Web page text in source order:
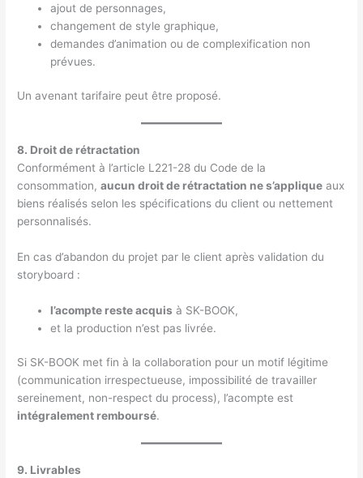
ajout de personnages,
changement de style graphique,
demandes d’animation ou de complexification non
prévues.
Un avenant tarifaire peut être proposé.
8. Droit de rétractation
Conformément à l’article L221-28 du Code de la
consommation,aucun droit de rétractation ne s’applique aux
biens réalisés selon les spécifications du client ou nettement
personnalisés.
En cas d’abandon du projet par le client après validation du
storyboard :
l’acompte reste acquis à SK-BOOK,
et la production n’est pas livrée.
Si SK-BOOK met fin à la collaboration pour un motif légitime
(communication irrespectueuse, impossibilité de travailler
sereinement, non-respect du process), l’acompte est
intégralement remboursé.
9. Livrables